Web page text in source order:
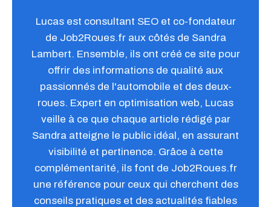
Lucas est consultant SEO et co-fondateur
de Job2Roues.fr aux côtés de Sandra
Lambert. Ensemble, ils ont créé ce site pour
offrir des informations de qualité aux
passionnés de l'automobile et des deux-
roues. Expert en optimisation web, Lucas
veille à ce que chaque article rédigé par
Sandra atteigne le public idéal, en assurant
visibilité et pertinence. Grâce à cette
complémentarité, ils font de Job2Roues.fr
une référence pour ceux qui cherchent des
conseils pratiques et des actualités fiables